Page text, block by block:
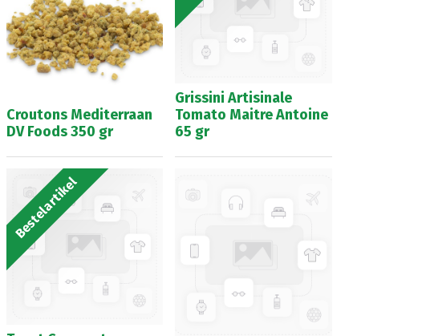
Croutons Mediterraan
DV Foods 350 gr
Grissini Artisinale
Tomato Maitre Antoine
65 gr
Bestelartikel